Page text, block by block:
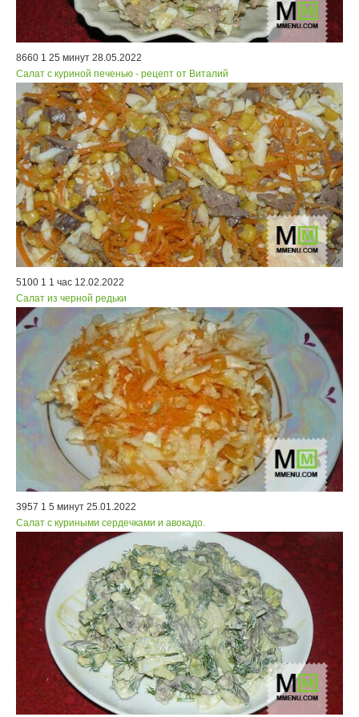
8660 1 25 минут 28.05.2022
Салат с куриной печенью - рецепт от Виталий
5100 1 1 час 12.02.2022
Салат из черной редьки
3957 1 5 минут 25.01.2022
Салат с куриными сердечками и авокадо.